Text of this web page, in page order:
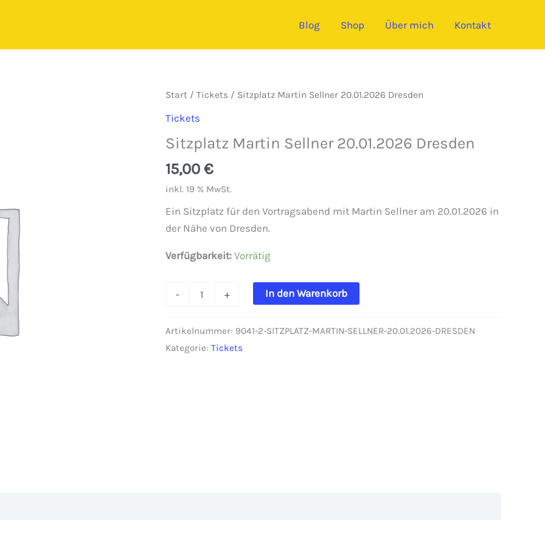
Blog Shop Über mich Kontakt
Start / Tickets / Sitzplatz Martin Sellner 20.01.2026 Dresden
Tickets
Sitzplatz Martin Sellner 20.01.2026 Dresden
15,00 €
inkl. 19 % MwSt.
Ein Sitzplatz für den Vortragsabend mit Martin Sellner am 20.01.2026 in
der Nähe von Dresden.
Verfügbarkeit: Vorrätig
-
Sitzplatz
+ In den Warenkorb
Artikelnummer: 9041-2-SITZPLATZ-MARTIN-SELLNER-20.01.2026-DRESDEN
Kategorie: Tickets